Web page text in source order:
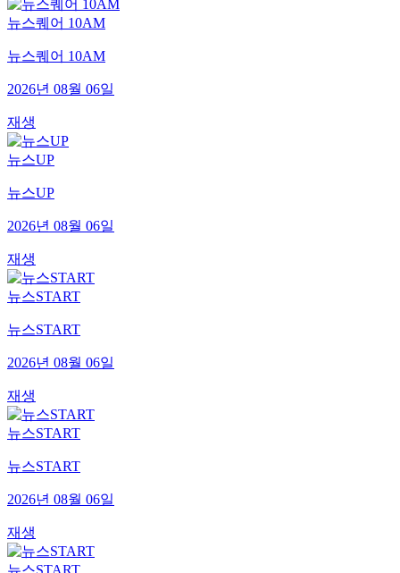
뉴스퀘어 10AM
뉴스퀘어 10AM
2026년 08월 06일
재생
뉴스UP
뉴스UP
2026년 08월 06일
재생
뉴스START
뉴스START
2026년 08월 06일
재생
뉴스START
뉴스START
2026년 08월 06일
재생
뉴스START